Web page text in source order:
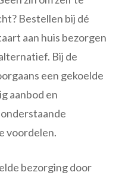
Bestellen bij dé
aan huis bezorgen
Bij de
een gekoelde
aanbod en
voordelen.
bezorging door